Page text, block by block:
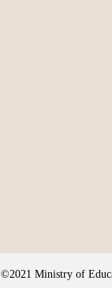
©2021 Ministry of